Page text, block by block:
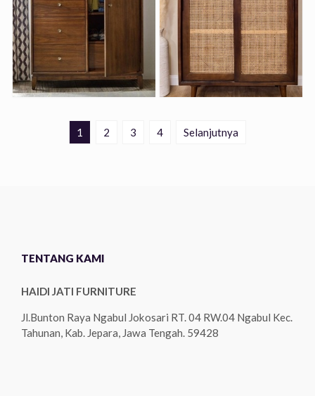
1 2 3 4 Selanjutnya
TENTANG KAMI
HAIDI JATI FURNITURE
Jl.Bunton Raya Ngabul Jokosari RT. 04 RW.04 Ngabul Kec.
Tahunan, Kab. Jepara, Jawa Tengah. 59428